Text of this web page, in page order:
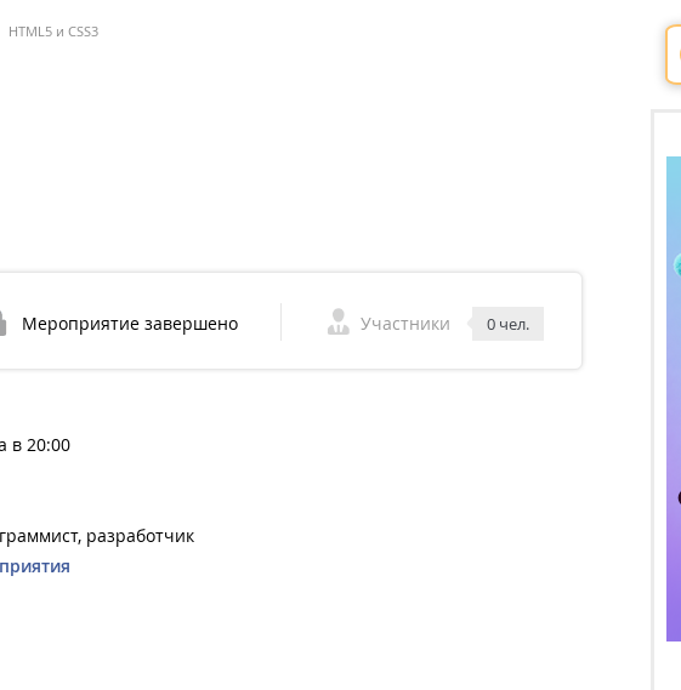
HTML5 и CSS3
Мероприятие завершено Участники 0 чел.
в 20:00
разработчик